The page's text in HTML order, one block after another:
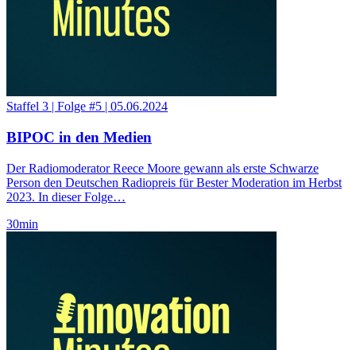
Staffel 3 | Folge #5 | 05.06.2024
BIPOC in den Medien
Der Radiomoderator Reece Moore gewann als erste Schwarze
Person den Deutschen Radiopreis für Bester Moderation im Herbst
2023. In dieser Folge…
30min